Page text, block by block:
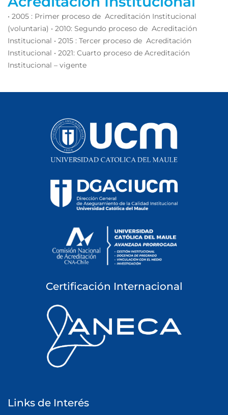
• 2005 : Primer proceso de Acreditación Institucional
(voluntaria) • 2010: Segundo proceso de Acreditación
Institucional • 2015 : Tercer proceso de Acreditación
Institucional • 2021: Cuarto proceso de Acreditación
Institucional – vigente
Certificación Internacional
Links de Interés